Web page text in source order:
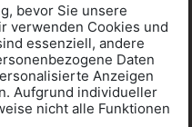
32548100401
bevor Sie unsere
verwenden Cookies und
essenziell, andere
Daten
Anzeigen
Aufgrund individueller
nicht alle Funktionen
wenn Sie